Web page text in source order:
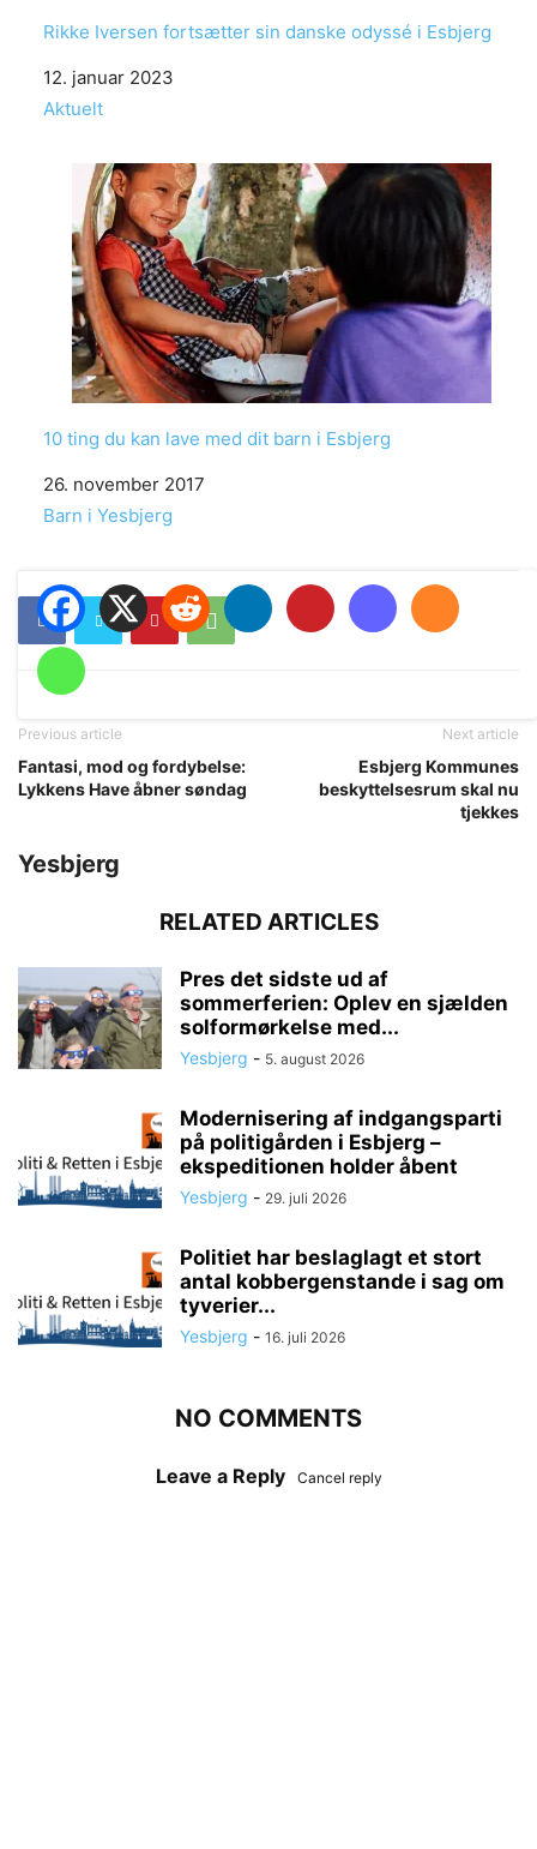
Rikke Iversen fortsætter sin danske odyssé i Esbjerg
Date
12. januar 2023
In relation to
Aktuelt
10 ting du kan lave med dit barn i Esbjerg
Date
26. november 2017
In relation to
Barn i Yesbjerg
Previous article
Fantasi, mod og fordybelse:
Lykkens Have åbner søndag
Next article
Esbjerg Kommunes
beskyttelsesrum skal nu
tjekkes
Yesbjerg
RELATED ARTICLES
Pres det sidste ud af
sommerferien: Oplev en sjælden
solformørkelse med...
Yesbjerg - 5. august 2026
Modernisering af indgangsparti
på politigården i Esbjerg –
ekspeditionen holder åbent
Yesbjerg - 29. juli 2026
Politiet har beslaglagt et stort
antal kobbergenstande i sag om
tyverier...
Yesbjerg - 16. juli 2026
NO COMMENTS
Leave a Reply Cancel reply